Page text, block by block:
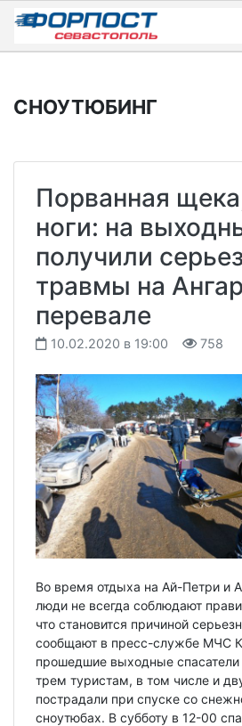
Skip
content
СНОУТЮБИНГ
Порванная
ноги: на
получили
травмы на
перевале
10.02.2020 в 19:00 758
Во время отдыха на Ай-Петри и
люди не всегда соблюдают
что становится причиной
сообщают в пресс-службе МЧС
прошедшие выходные
трем туристам, в том числе и
пострадали при спуске со
сноутюбах. В субботу в 12-00